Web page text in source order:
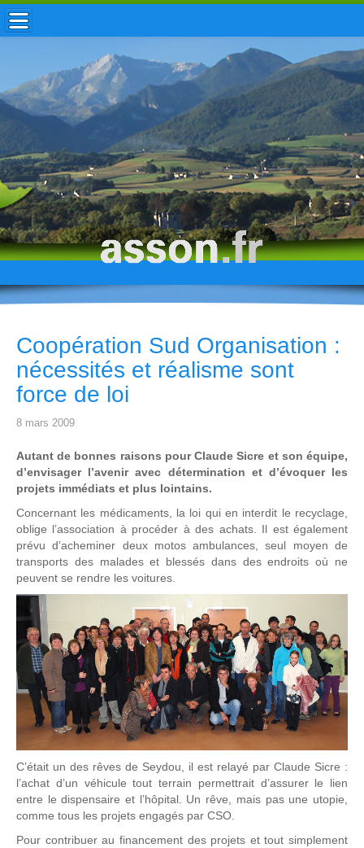
ACCUEIL / INFOS
MUNICIPALITÉ
VIE LOCALE
ENFANCE
TOURISME
HISTOIRE
Coopération Sud Organisation :
nécessités et réalisme sont
force de loi
8 mars 2009
Autant de bonnes raisons pour Claude Sicre et son équipe,
d’envisager l’avenir avec détermination et d’évoquer les
projets immédiats et plus lointains.
Concernant les médicaments, la loi qui en interdit le recyclage,
oblige l’association à procéder à des achats. Il est également
prévu d’acheminer deux motos ambulances, seul moyen de
transports des malades et blessés dans des endroits où ne
peuvent se rendre les voitures.
C’était un des rêves de Seydou, il est relayé par Claude Sicre :
l’achat d’un véhicule tout terrain permettrait d’assurer le lien
entre le dispensaire et l’hôpital. Un rêve, mais pas une utopie,
comme tous les projets engagés par CSO.
Pour contribuer au financement des projets et tout simplement